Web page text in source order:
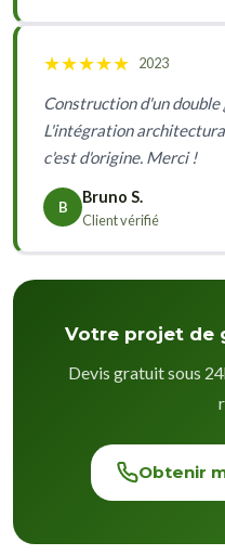
★★★★★ 2023
Construction d'un double
L'intégration
c'est d'origine. Merci !
B
Bruno S.
Client vérifié
Votre projet de
Devis gratuit sous
Obtenir